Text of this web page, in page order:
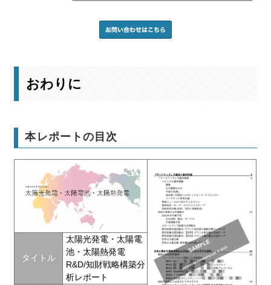
おわりに
本レポートの目次
タイトル
太陽光発電・太陽電
池・太陽熱発電
R&D/知財戦略構築分
析レポート